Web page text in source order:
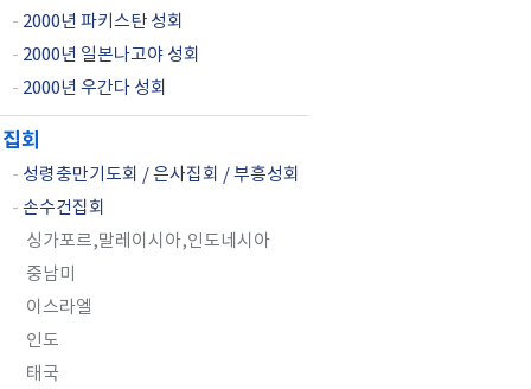
- 2000년 파키스탄 성회
- 2000년 일본나고야 성회
- 2000년 우간다 성회
집회
- 성령충만기도회 / 은사집회 / 부흥성회
- 손수건집회
싱가포르,말레이시아,인도네시아
중남미
이스라엘
인도
태국